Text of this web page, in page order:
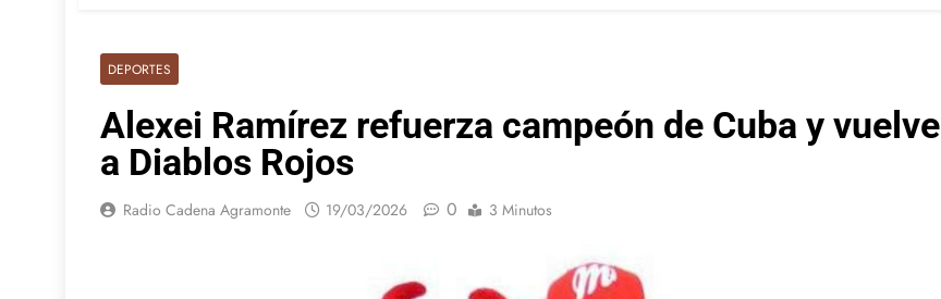
DEPORTES
Alexei Ramírez refuerza campeón de Cuba y vuelve
a Diablos Rojos
Radio Cadena Agramonte 19/03/2026 0 3 Minutos